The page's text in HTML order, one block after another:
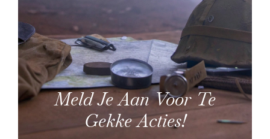
Meld Je Aan Voor Te
Gekke Acties!